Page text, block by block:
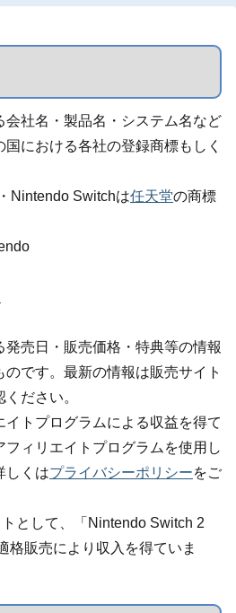
会社名・製品名・システム名など
における各社の登録商標もしく
Nintendo Switchは任天堂の商標
売日・販売価格・特典等の情報
です。最新の情報は販売サイト
ださい。
トプログラムによる収益を得て
ィリエイトプログラムを使用し
しくはプライバシーポリシーをご
として、「Nintendo Switch 2
格販売により収入を得ていま